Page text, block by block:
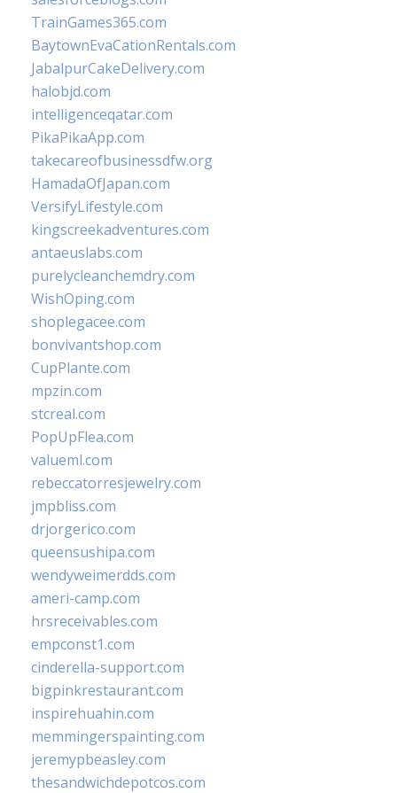
TrainGames365.com
BaytownEvaCationRentals.com
JabalpurCakeDelivery.com
halobjd.com
intelligenceqatar.com
PikaPikaApp.com
takecareofbusinessdfw.org
HamadaOfJapan.com
VersifyLifestyle.com
kingscreekadventures.com
antaeuslabs.com
purelycleanchemdry.com
WishOping.com
shoplegacee.com
bonvivantshop.com
CupPlante.com
mpzin.com
stcreal.com
PopUpFlea.com
valueml.com
rebeccatorresjewelry.com
jmpbliss.com
drjorgerico.com
queensushipa.com
wendyweimerdds.com
ameri-camp.com
hrsreceivables.com
empconst1.com
cinderella-support.com
bigpinkrestaurant.com
inspirehuahin.com
memmingerspainting.com
jeremypbeasley.com
thesandwichdepotcos.com